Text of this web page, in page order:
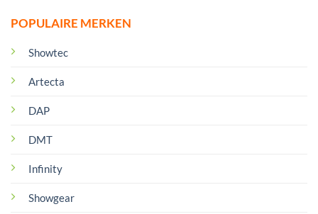
POPULAIRE MERKEN
Showtec
Artecta
DAP
DMT
Infinity
Showgear